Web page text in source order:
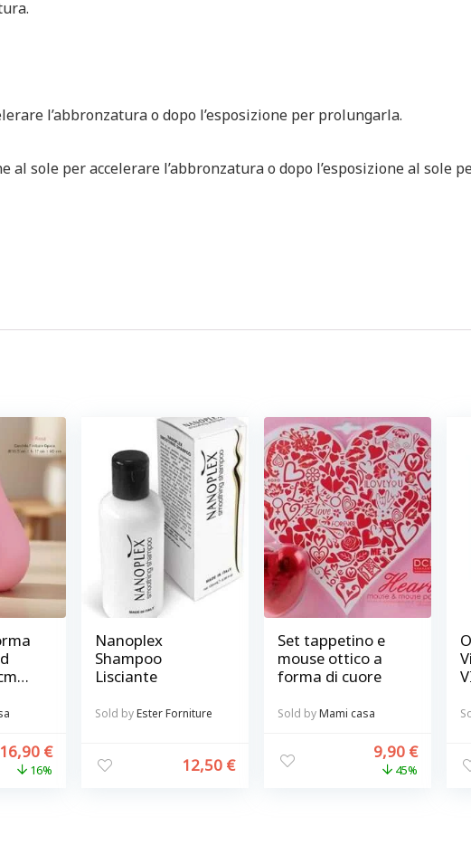
l’abbronzatura o dopo l’esposizione per prolungarla.
al sole per accelerare l’abbronzatura o dopo l’esposizione al sole
16,90 €
16%
Nanoplex
Shampoo
Lisciante
Sold byEster Forniture
12,50 €
Set tappetino e
mouse ottico a
forma di cuore
Sold byMami casa
9,90 €
45%